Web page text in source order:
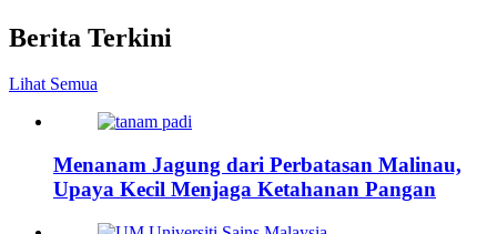
Berita Terkini
Lihat Semua
Menanam Jagung dari Perbatasan Malinau,
Upaya Kecil Menjaga Ketahanan Pangan